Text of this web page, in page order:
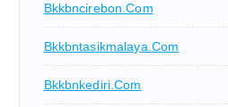
Bkkbncirebon.com
Bkkbntasikmalaya.com
Bkkbnkediri.com